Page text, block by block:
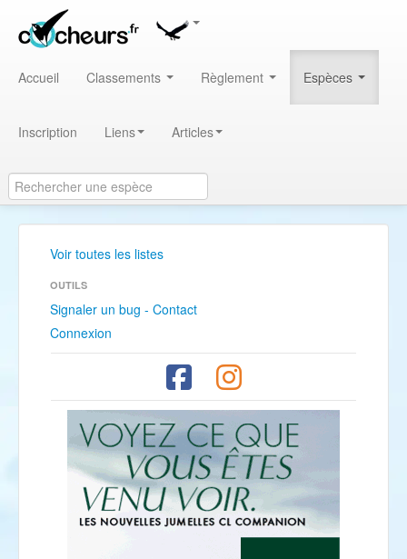
Accueil Classements Règlement Espèces
Inscription Liens Articles
Voir toutes les listes
OUTILS
Signaler un bug - Contact
Connexion